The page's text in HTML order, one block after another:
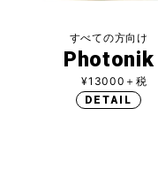
すべての方向け
Photonik
¥13000＋税
DETAIL